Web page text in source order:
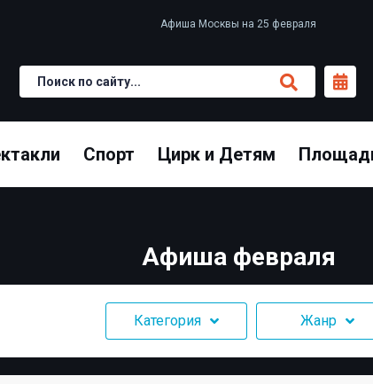
Афиша Москвы на 25 февраля
Спорт Цирк и Детям
Афиша февраля
Категория Жанр